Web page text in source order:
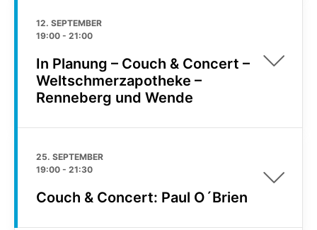
12. SEPTEMBER
19:00 - 21:00
In Planung – Couch & Concert –
Weltschmerzapotheke –
Renneberg und Wende
25. SEPTEMBER
19:00 - 21:30
Couch & Concert: Paul O´Brien